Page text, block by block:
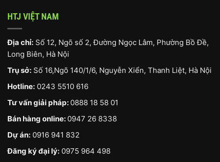
HTJ VIỆT NAM
Địa chỉ: Số 12, Ngõ số 2, Đường Ngọc Lâm, Phường Bồ Đề,
Long Biên, Hà Nội
Trụ sở: Số 16,Ngõ 140/1/6, Nguyễn Xiển, Thanh Liệt, Hà Nội
Hotline: 0243 5510 616
Tư vấn giải pháp: 0888 18 58 01
Bán hàng online: 0947 26 8338
Dự án: 0916 941 832
Đăng ký đại lý: 0975 964 498